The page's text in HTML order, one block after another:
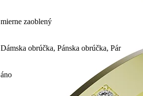
mierne zaoblený
Dámska obrúčka, Pánska obrúčka, Pár
áno